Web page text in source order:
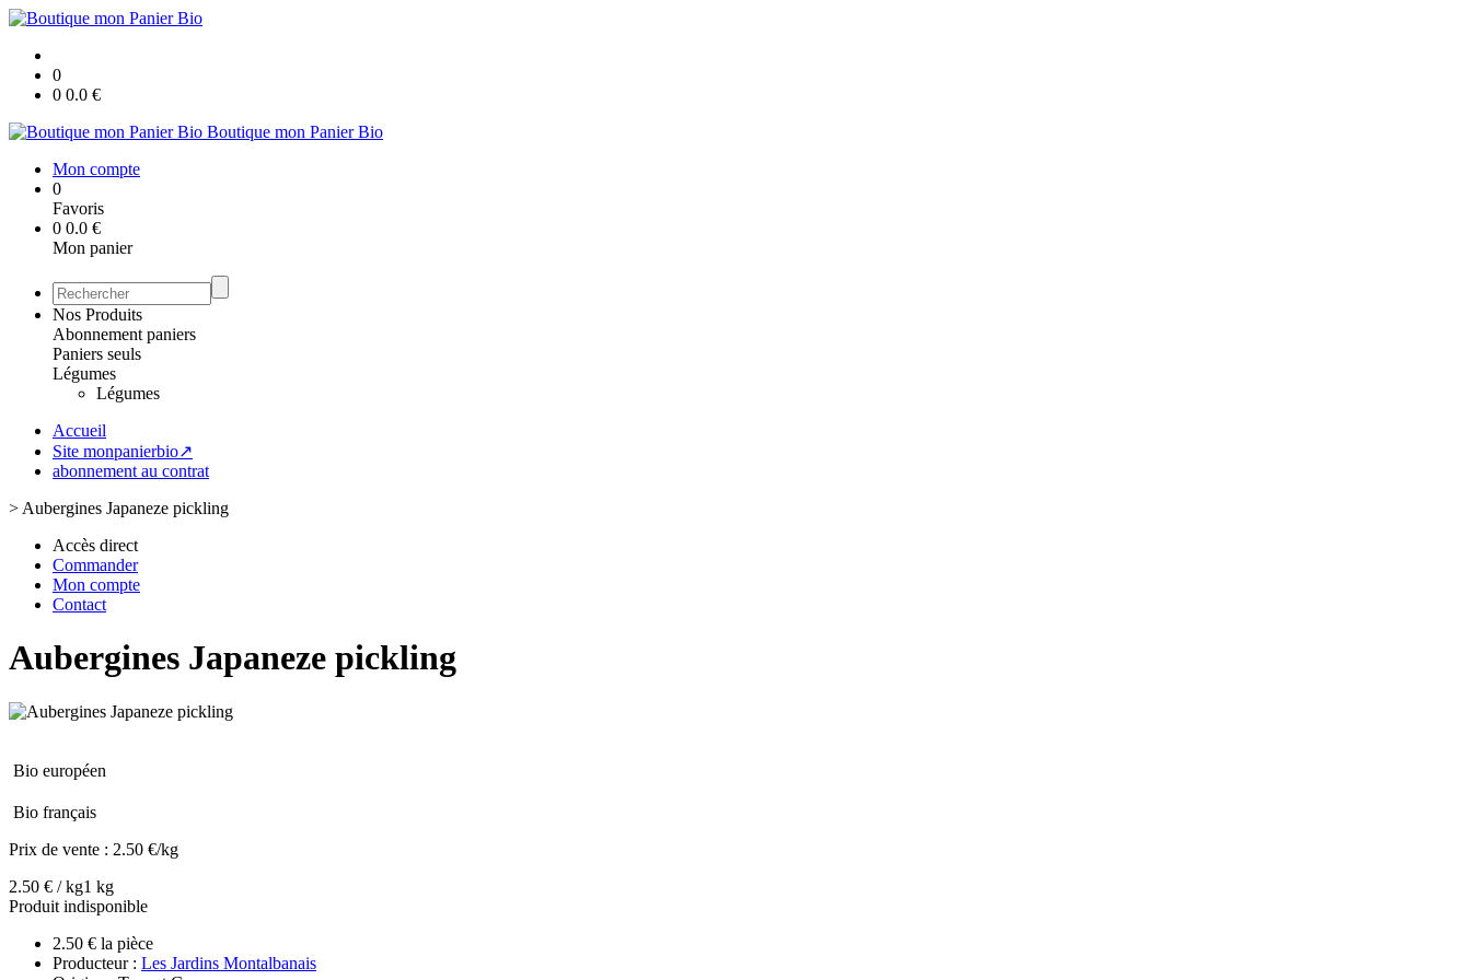
0
0 0.0 €
Boutique mon Panier Bio
Mon compte
0
Favoris
0 0.0 €
Mon panier
Nos Produits
Abonnement paniers
Paniers seuls
Légumes
Légumes
Accueil
Site monpanierbio↗
abonnement au contrat
> Aubergines Japaneze pickling
Accès direct
Commander
Mon compte
Contact
Aubergines Japaneze pickling
Bio européen
Bio français
Prix de vente : 2.50 €/kg
2.50 € / kg1 kg
Produit indisponible
2.50 € la pièce
Producteur : Les Jardins Montalbanais